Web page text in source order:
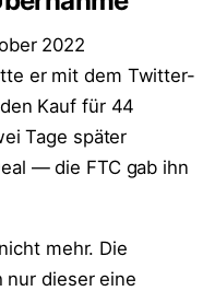
2022
er mit dem Twitter-
Kauf für 44
Tage später
— die FTC gab ihn
mehr. Die
nur dieser eine